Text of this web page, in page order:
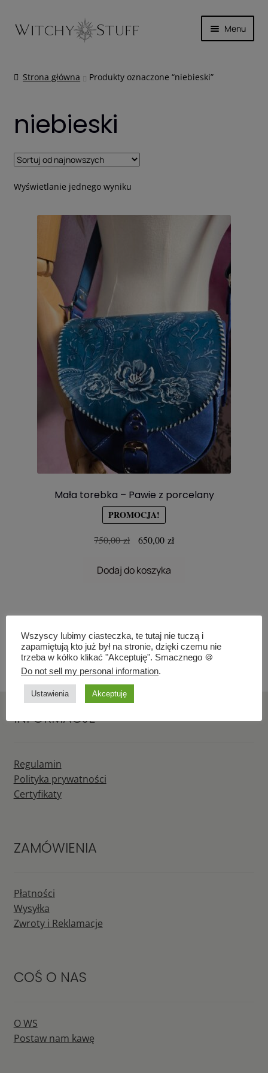
Przejdź
do
Przejdź
do
Menu
INNE
WYPRZEDAŻ
KOSZYK
Strona główna Produkty oznaczone “niebieski”
niebieski
Wyświetlanie jednego wyniku
Mała torebka – Pawie z porcelany
PROMOCJA!
750,00zł
Pierwotna
wynosiła:
650,00 złAktualna
Dodaj do koszyka
Wyświetlanie jednego wyniku
INFORMACJE
Regulamin
Polityka prywatności
Certyfikaty
ZAMÓWIENIA
Płatności
Wysyłka
Zwroty i Reklamacje
COŚ O NAS
O WS
Postaw nam kawę
Wszyscy lubimy ciasteczka, te tutaj nie tuczą i
zapamiętują kto już był na stronie, dzięki czemu nie
trzeba w kółko klikać "Akceptuję". Smacznego 🍪
Do not sell my personal information.
Ustawienia Akceptuję